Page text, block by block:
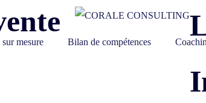
mesure Bilan de compétences